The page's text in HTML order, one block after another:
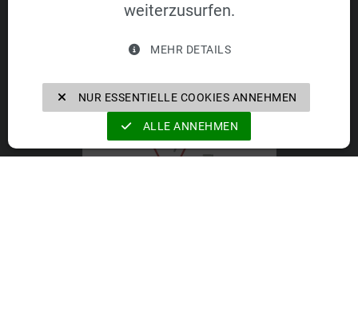
VELOMAT Group GmbH
weiterzusurfen.
MEHR DETAILS
NUR ESSENTIELLE COOKIES ANNEHMEN
ALLE ANNEHMEN